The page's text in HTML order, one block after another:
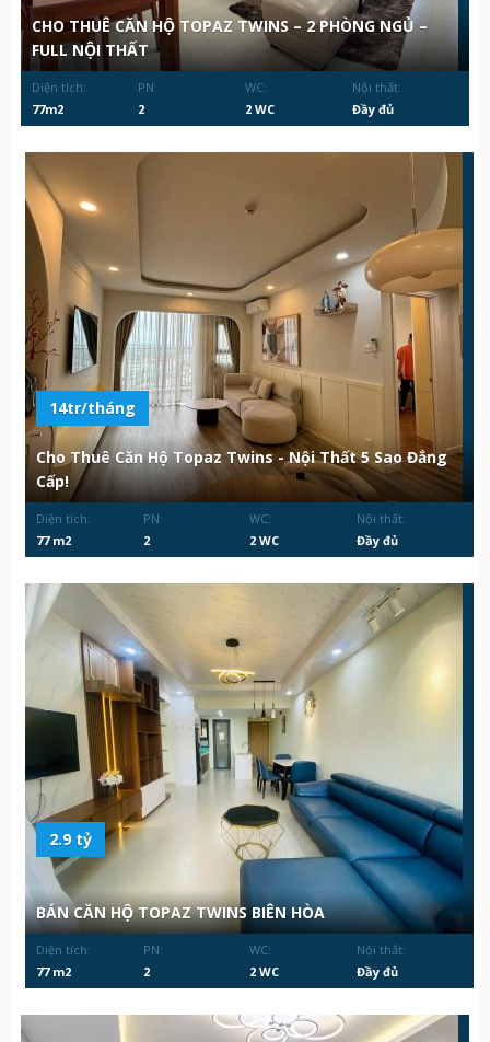
CHO THUÊ CĂN HỘ TOPAZ TWINS – 2 PHÒNG NGỦ –
FULL NỘI THẤT
Diện tích:
77m2
PN:
2
WC:
2 WC
Nội thất:
Đầy đủ
14tr/tháng
Cho Thuê Căn Hộ Topaz Twins - Nội Thất 5 Sao Đẳng
Cấp!
Diện tích:
77 m2
PN:
2
WC:
2 WC
Nội thất:
Đầy đủ
2.9 tỷ
BÁN CĂN HỘ TOPAZ TWINS BIÊN HÒA
Diện tích:
77 m2
PN:
2
WC:
2 WC
Nội thất:
Đầy đủ